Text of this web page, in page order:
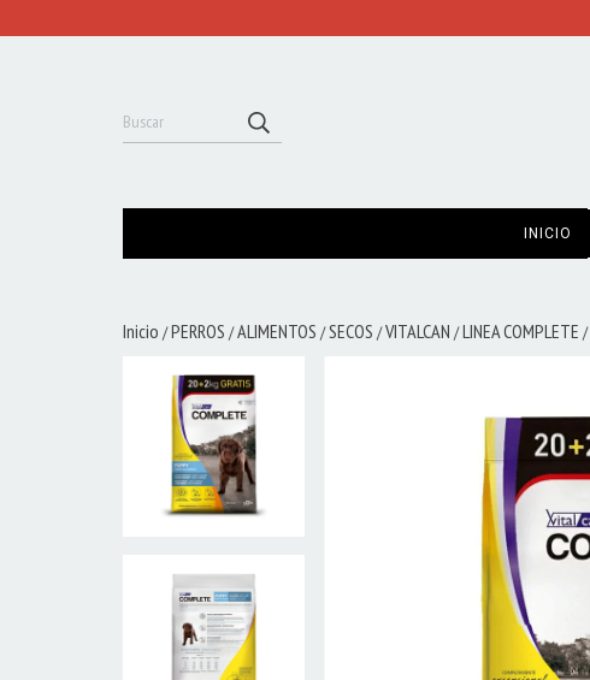
INICIO
Inicio /PERROS /ALIMENTOS /SECOS /VITALCAN /LINEA COMPLETE /